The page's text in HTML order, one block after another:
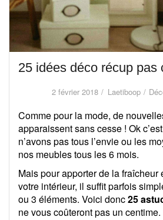
25 idées déco récup pas
2 février 2018 Laetiboop
Comme pour la mode, de
apparaissent sans cesse ! Ok
n’avons pas tous l’envie ou les
nos meubles tous les 6 mois.
Mais pour apporter de la fraîcheur
votre intérieur, il suffit parfois
ou 3 éléments. Voici donc25
ne vous coûteront pas un centime.